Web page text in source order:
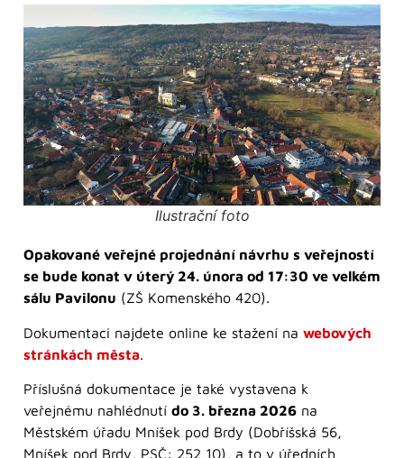
Ilustrační foto
Opakované veřejné projednání návrhu s veřejností
se bude konat v úterý 24. února od 17:30 ve velkém
sálu Pavilonu (ZŠ Komenského 420).
Dokumentaci najdete online ke stažení na webových
stránkách města.
Příslušná dokumentace je také vystavena k
veřejnému nahlédnutí do 3. března 2026 na
Městském úřadu Mníšek pod Brdy (Dobříšská 56,
Mníšek pod Brdy, PSČ: 252 10), a to v úředních